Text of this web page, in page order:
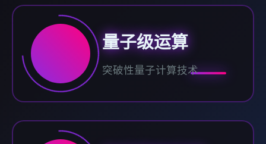
量子级运算
突破性量子计算技术